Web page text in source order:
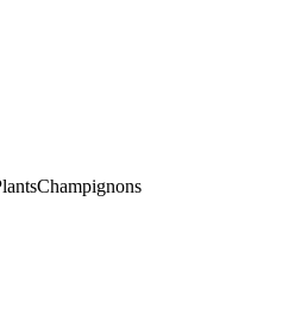
Champignons